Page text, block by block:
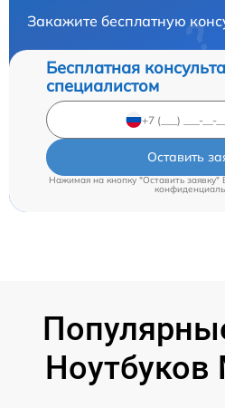
Закажите бесплатную
Бесплатная
специалистом
Оставить
Нажимая на кнопку "Оставить заявку"
Ноутбуков